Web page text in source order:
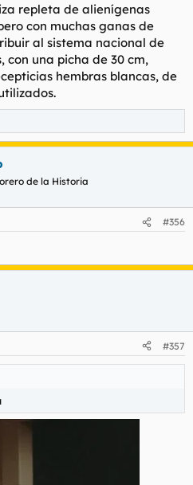
repleta de alienígenas
con muchas ganas de
al sistema nacional de
con una picha de 30 cm,
hembras blancas, de
de la Historia
#356
#357